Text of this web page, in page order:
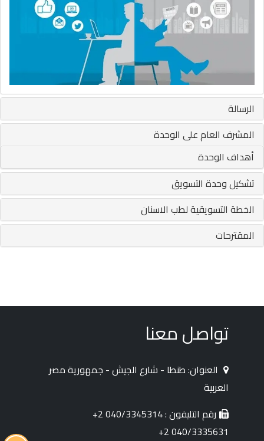
الرسالة
المشرف العام على الوحدة
أهداف الوحدة
تشكيل وحدة التسويق
الخطة التسويقية لطب الاسنان
المقترحات
تواصل معنا
العنوان: طنطا - شارع الجيش - جمهورية مصر
العربية
رقم التليفون : 040/3345314 2+
040/3335631 2+